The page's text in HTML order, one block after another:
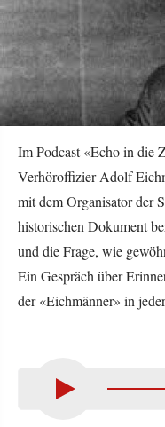
Im Podcast «Echo in die
Verhöroffizier Adolf
mit dem Organisator der
historischen Dokument
und die Frage, wie
Ein Gespräch über
der «Eichmänner» in